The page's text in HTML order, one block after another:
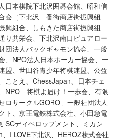
日本棋院下北沢囲碁会館、昭和信
会（下北沢一番街商店街振興組
興組合、しもきた商店街振興組
り共栄会、下北沢南口ピュアロー
団法人バックギャモン協会、一般
、NPO法人日本ポーカー協会、一
盟、世田谷青少年将棋連盟、公益
とえ、ChessJapan、日本チェ
NPO 将棋よ届け！一歩会、有限
ロサークルGORO、一般社団法人
ト、京王電鉄株式会社、小田急電
SCディベロップメント、ミカン
I LOVE下北沢、HEROZ株式会社